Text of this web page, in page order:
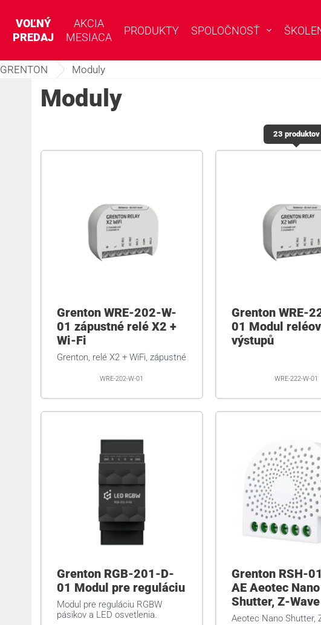
VOĽNÝ
PREDAJ
AKCIA
MESIACA
PRODUKTY SPOLOČNOSŤ
GRENTON Moduly
Moduly
23 produktov
Grenton WRE-202-W-
01 zápustné relé X2 +
Wi-Fi
Grenton, relé X2 + WiFi, zápustné
WRE-202-W-01
Grenton WRE-
01 Modul
výstupů
WRE-222-W-01
Grenton RGB-201-D-
01 Modul pre reguláciu
Modul pre reguláciu RGBW
pásikov a LED osvetlenia.
Grenton RSH-
AE Aeotec Nano
Shutter, Z-Wave
Aeotec Nano Shutter,